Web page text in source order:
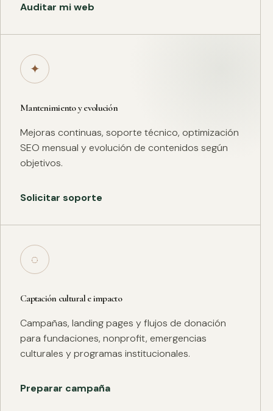
Auditar mi web
✦
Mantenimiento y evolución
Mejoras continuas, soporte técnico, optimización
SEO mensual y evolución de contenidos según
objetivos.
Solicitar soporte
◌
Captación cultural e impacto
Campañas, landing pages y flujos de donación
para fundaciones, nonprofit, emergencias
culturales y programas institucionales.
Preparar campaña